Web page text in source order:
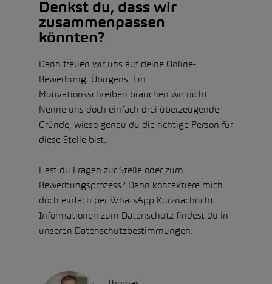
Denkst du, dass wir
zusammenpassen
könnten?
Dann freuen wir uns auf deine Online-
Bewerbung. Übrigens: Ein
Motivationsschreiben brauchen wir nicht.
Nenne uns doch einfach drei überzeugende
Gründe, wieso genau du die richtige Person für
diese Stelle bist.
Hast du Fragen zur Stelle oder zum
Bewerbungsprozess? Dann kontaktiere mich
doch einfach per WhatsApp Kurznachricht.
Informationen zum Datenschutz findest du in
unseren Datenschutzbestimmungen.